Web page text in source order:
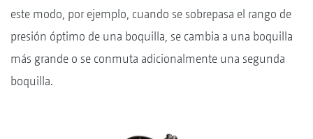
este modo, por ejemplo, cuando se sobrepasa el rango de
presión óptimo de una boquilla, se cambia a una boquilla
más grande o se conmuta adicionalmente una segunda
boquilla.